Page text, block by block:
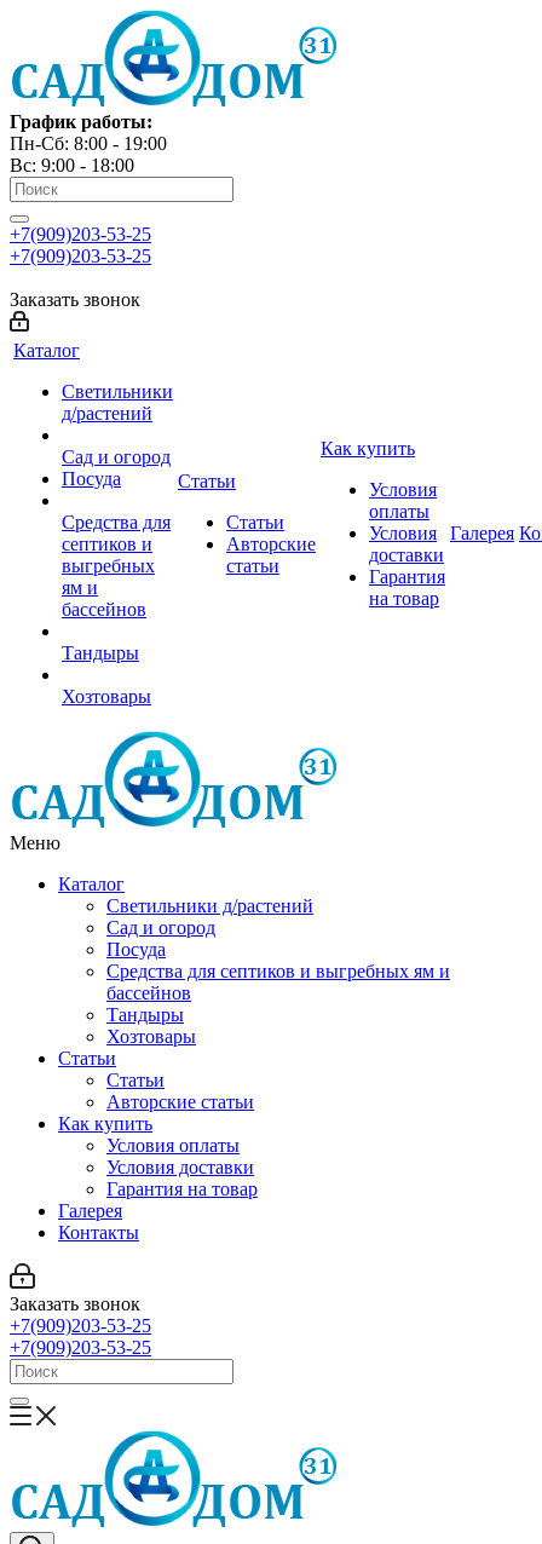
График работы:
Пн-Сб: 8:00 - 19:00
Вс: 9:00 - 18:00
+7(909)203-53-25
+7(909)203-53-25
Заказать звонок
Каталог
Светильники
д/растений
Сад и огород
Посуда
Средства для
септиков и
выгребных
ям и
бассейнов
Тандыры
Хозтовары
Статьи
Статьи
Авторские
статьи
Как купить
Условия
оплаты
Условия
доставки
Гарантия
на товар
Галерея
Меню
Каталог
Светильники д/растений
Сад и огород
Посуда
Средства для септиков и выгребных ям и
бассейнов
Тандыры
Хозтовары
Статьи
Статьи
Авторские статьи
Как купить
Условия оплаты
Условия доставки
Гарантия на товар
Галерея
Контакты
Заказать звонок
+7(909)203-53-25
+7(909)203-53-25